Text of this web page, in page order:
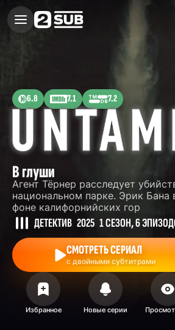
6.8 7.1 7.2
В глуши
Агент Тёрнер расследует
национальном парке. Эрик Бана
фоне калифорнийских гор
ДЕТЕКТИВ 2025 1 СЕЗОН, 6
СМОТРЕТЬ СЕРИАЛ
с двойными субтитрами